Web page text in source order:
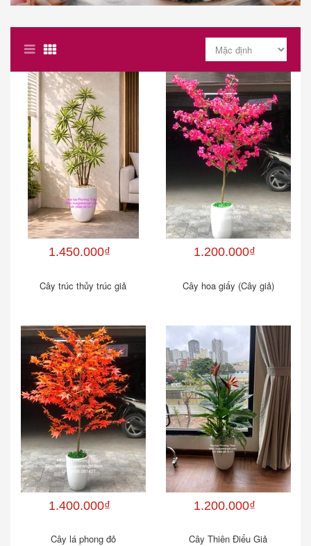
1.450.000₫
Cây trúc thủy trúc giả
1.200.000₫
Cây hoa giấy (Cây giả)
1.400.000₫
Cây lá phong đỏ
1.200.000₫
Cây Thiên Điểu Giả